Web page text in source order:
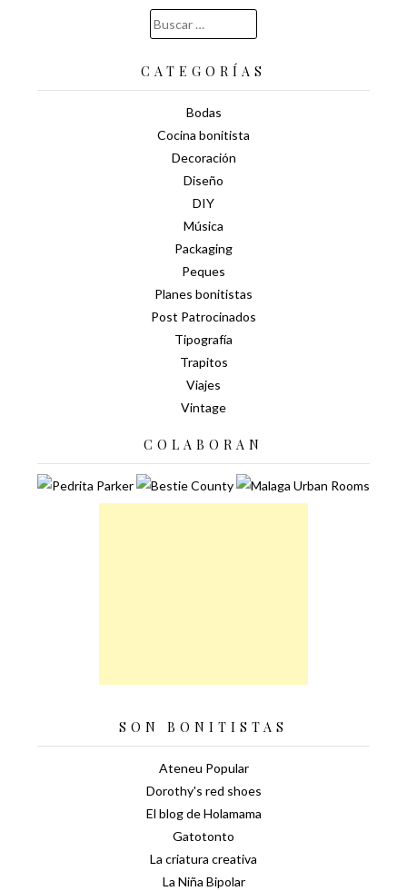
Buscar:
CATEGORÍAS
Bodas
Cocina bonitista
Decoración
Diseño
DIY
Música
Packaging
Peques
Planes bonitistas
Post Patrocinados
Tipografía
Trapitos
Viajes
Vintage
COLABORAN
SON BONITISTAS
Ateneu Popular
Dorothy's red shoes
El blog de Holamama
Gatotonto
La criatura creativa
La Niña Bipolar